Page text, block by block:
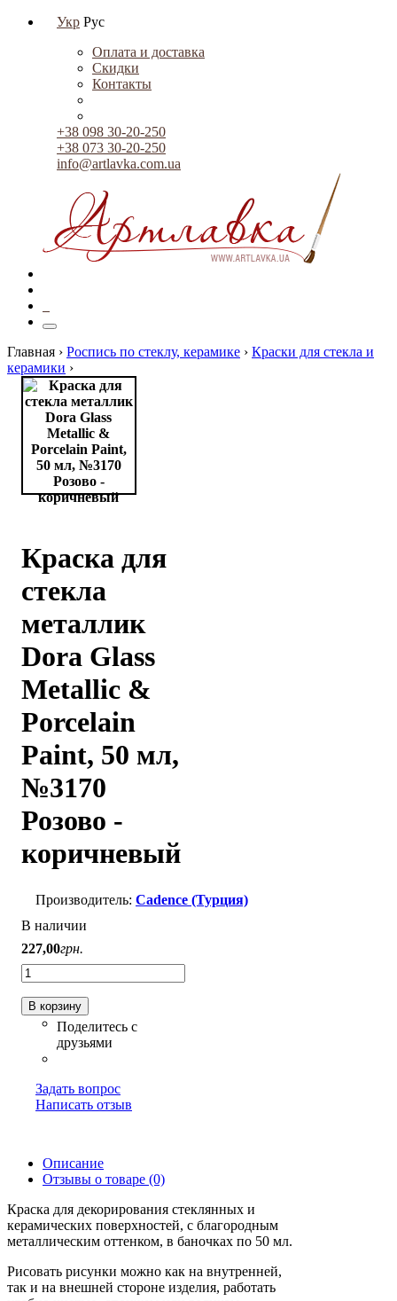
Укр Рус
Оплата и доставка
Скидки
Контакты
+38 098 30-20-250
+38 073 30-20-250
info@artlavka.com.ua
Главная › Роспись по стеклу, керамике › Краски для стекла и
керамики ›
Краска для
стекла
металлик
Dora Glass
Metallic &
Porcelain
Paint, 50 мл,
№3170
Розово -
коричневый
Cadence (Турция)
В наличии
227,00грн.
В корзину
Задать вопрос
Написать отзыв
Описание
Отзывы о товаре (0)
Краска для декорирования стеклянных и
керамических поверхностей, с благородным
металлическим оттенком, в баночках по 50 мл.
Рисовать рисунки можно как на внутренней,
так и на внешней стороне изделия, работать